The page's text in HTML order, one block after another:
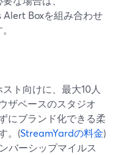
Boxを組み合わせ
ト向けに、最大10人
ザベースのスタジオ
にブランド化できる柔
。(StreamYardの料金)
バーシップマイルス